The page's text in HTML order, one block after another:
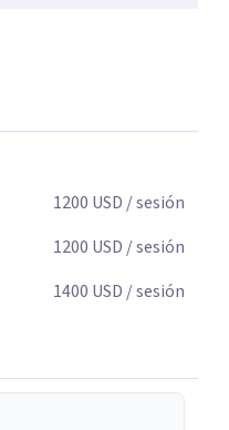
1200 USD / sesión
1200 USD / sesión
1400 USD / sesión